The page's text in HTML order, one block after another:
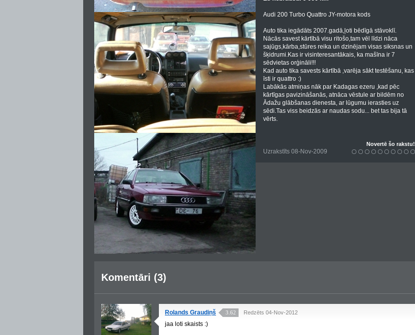
Audi 200 Turbo Quattro JY-motora kods
Auto tika iegādāts 2007.gadā,ļoti bēdīgā stāvoklī.
Nācās savest kārtībā visu ritošo,tam vēl līdzi nāca
sajūgs,kārba,stūres reika un dzinējam visas siksnas un
šķidrumi.Kas ir visinteresantākais, ka mašīna ir 7
sēdvietas orģināli!!!
Kad auto tika savests kārtībā ,varēja sākt testēšanu, kas
īsti ir quattro :)
Labākās atmiņas nāk par Kadagas ezeru ,kad pēc
kārtīgas pavizināšanās, atnāca vēstule ar bildēm no
Ādažu glābšanas dienesta, ar lūgumu ierasties uz
sēdi.Tas viss beidzās ar naudas sodu... bet tas bija tā
vērts.
Uzrakstīts 08-Nov-2009
Novertē šo rakstu!
Komentāri (3)
Rolands Graudiņš 3.62 Redzēts 04-Nov-2012
jaa loti skaists :)